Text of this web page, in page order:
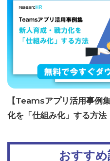
【Teamsアプリ活用事例
化を「仕組み化」する方法
おすす